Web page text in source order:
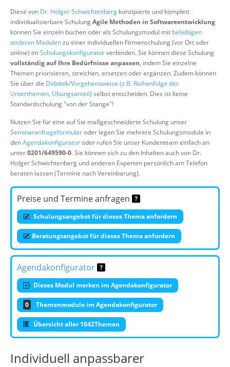
Suche
Diese von Dr. Holger Schwichtenberg konzipierte und komplett
individualisierbare SchulungAgile Methoden in Softwareentwicklung
können Sie einzeln buchen oder als Schulungsmodul mit beliebigen
anderen Modulenzu einer individuellen Firmenschulung (vor Ort oder
online) imSchulungskonfiguratorverbinden. Sie können diese Schulung
vollständig auf Ihre Bedürfnisse anpassen, indem Sie einzelne
Themen priorisieren, streichen, ersetzen oder ergänzen. Zudem können
Sie über die Didaktik/Vorgehensweise (z.B. Reihenfolge der
Unterthemen, Übungsanteil) selbst entscheiden. Dies ist keine
Standardschulung "von der Stange"!
Nutzen Sie für eine auf Sie maßgeschneiderte Schulung unser
Seminaranfrageformularoder legen Sie mehrere Schulungsmodule in
denAgendakonfiguratoroder rufen Sie unser Kundenteam einfach an
unter0201/649590-0. Sie können sich zu den Inhalten auch von Dr.
Holger Schwichtenberg und anderen Experten persönlich am Telefon
beraten lassen (Termine nach Vereinbarung).
Preise und Termine anfragen
Schulungsangebot für dieses Thema anfordern
Beratungsangebot für dieses Thema anfordern
Agendakonfigurator
Dieses Modul merken im Agendakonfigurator
0 Themenmodule im Agendakonfigurator
Übersicht aller 1042Themen
Individuell anpassbarer